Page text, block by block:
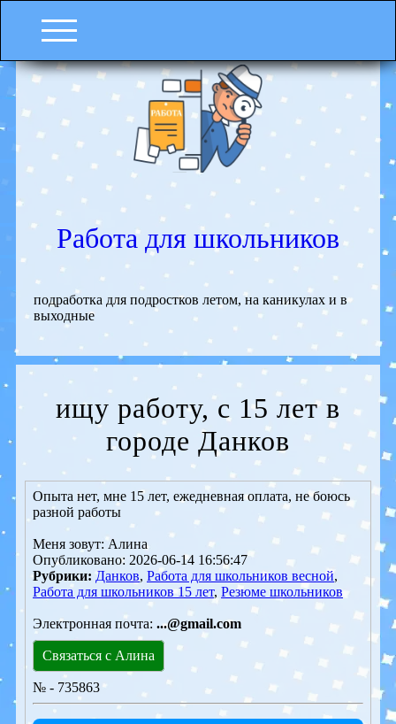
Работа для школьников
подработка для подростков летом, на каникулах и в
выходные
ищу работу, с 15 лет в
городе Данков
Опыта нет, мне 15 лет, ежедневная оплата, не боюсь
разной работы
Меня зовут: Алина
Опубликовано: 2026-06-14 16:56:47
Рубрики: Данков, Работа для школьников весной,
Работа для школьников 15 лет, Резюме школьников
Электронная почта: ...@gmail.com
Связаться с Алина
№ - 735863